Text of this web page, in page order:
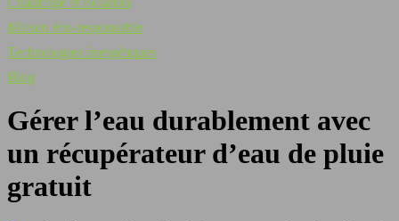
Maison éco-responsable
Technologies énergétiques
Blog
Gérer l’eau durablement avec
un récupérateur d’eau de pluie
gratuit